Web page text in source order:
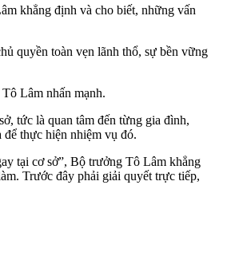
khẳng định và cho biết, những vấn
quyền toàn vẹn lãnh thổ, sự bền vững
Lâm nhấn mạnh.
tức là quan tâm đến từng gia đình,
thực hiện nhiệm vụ đó.
tại cơ sở”, Bộ trưởng Tô Lâm khẳng
Trước đây phải giải quyết trực tiếp,